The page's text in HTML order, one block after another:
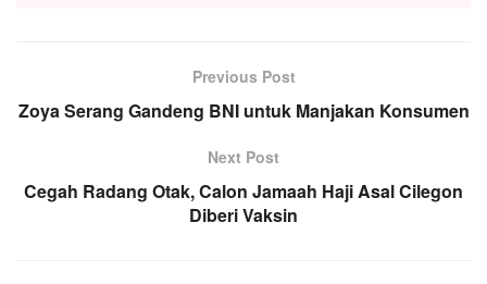
Previous Post
Zoya Serang Gandeng BNI untuk Manjakan Konsumen
Next Post
Cegah Radang Otak, Calon Jamaah Haji Asal Cilegon
Diberi Vaksin